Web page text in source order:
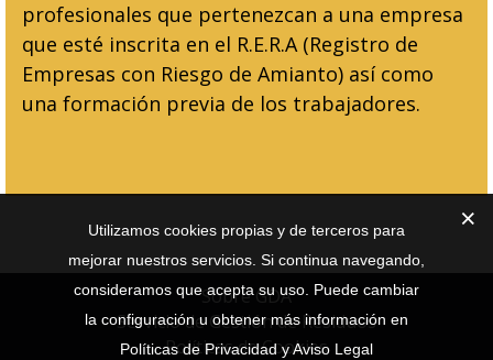
profesionales que pertenezcan a una empresa
que esté inscrita en el R.E.R.A (Registro de
Empresas con Riesgo de Amianto) así como
una formación previa de los trabajadores.
Sobre GDA
Servicio de Gestión de Residuos
Políticas de Cookies
Utilizamos cookies propias y de terceros para
mejorar nuestros servicios. Si continua navegando,
consideramos que acepta su uso. Puede cambiar
la configuración u obtener más información en
Políticas de Privacidad y Aviso Legal